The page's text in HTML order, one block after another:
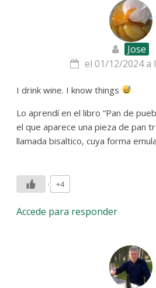
Jose
el 01/12/2024 a
I drink wine. I know things
Lo aprendí en el libro “Pan de
el que aparece una pieza de pan
llamada bisaltico, cuya forma
+4
Accede para responder